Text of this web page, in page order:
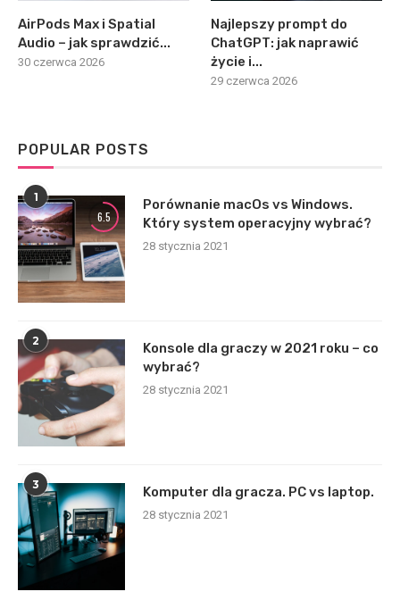
AirPods Max i Spatial
Audio – jak sprawdzić...
30 czerwca 2026
Najlepszy prompt do
ChatGPT: jak naprawić
życie i...
29 czerwca 2026
POPULAR POSTS
1
6.5
Porównanie macOs vs Windows.
Który system operacyjny wybrać?
28 stycznia 2021
2
Konsole dla graczy w 2021 roku – co
wybrać?
28 stycznia 2021
3
Komputer dla gracza. PC vs laptop.
28 stycznia 2021